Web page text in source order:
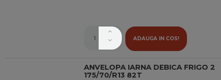
ADAUGA IN COS!
ANVELOPA IARNA DEBICA FRIGO 2
175/70/R13 82T